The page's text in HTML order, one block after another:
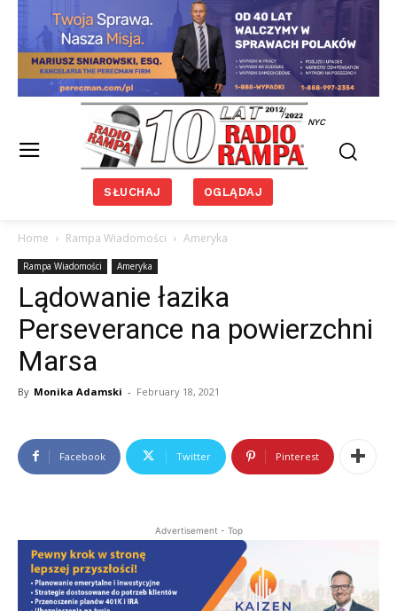
NYC
SŁUCHAJ OGLĄDAJ
Home Rampa Wiadomości Ameryka
Rampa Wiadomości Ameryka
Lądowanie łazika
Perseverance na powierzchni
Marsa
By Monika Adamski - February 18, 2021
Facebook Twitter Pinterest
Advertisement - Top